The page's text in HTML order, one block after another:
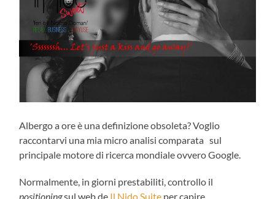
Albergo a ore è una definizione obsoleta? Voglio
raccontarvi una mia micro analisi comparata sul
principale motore di ricerca mondiale ovvero Google.
Normalmente, in giorni prestabiliti, controllo il
positioningsul web de Il Nido Suite per capire